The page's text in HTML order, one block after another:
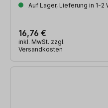
Auf Lager, Lieferung in 1-2
16,76 €
inkl. MwSt. zzgl.
Versandkosten